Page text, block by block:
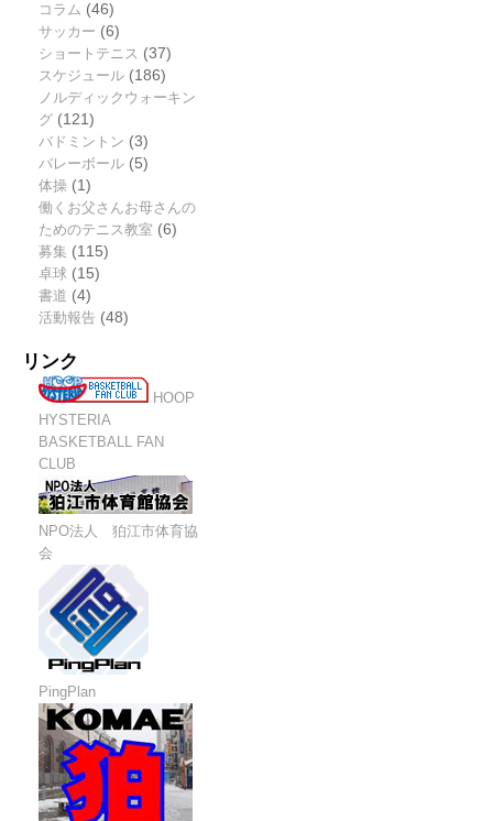
コラム (46)
サッカー (6)
ショートテニス (37)
スケジュール(186)
ノルディックウォーキン
グ(121)
バドミントン (3)
バレーボール(5)
体操(1)
働くお父さんお母さんの
ためのテニス教室 (6)
募集 (115)
卓球 (15)
書道 (4)
活動報告(48)
リンク
HOOP
HYSTERIA
BASKETBALL FAN
CLUB
NPO法人 狛江市体育協
会
PingPlan